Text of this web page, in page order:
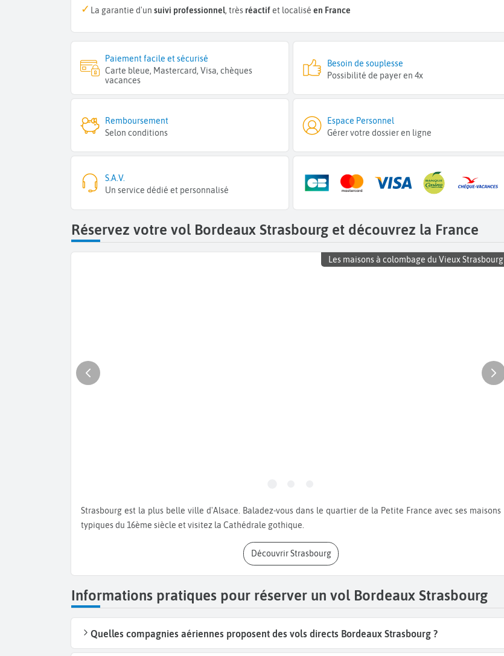
La garantie d'un suivi professionnel, très réactifet localisé en France
Paiement facile et sécurisé
Carte bleue, Mastercard, Visa, chèques
vacances
Besoin de souplesse
Possibilité de payer en 4x
Remboursement
Selon conditions
Espace Personnel
Gérer votre dossier en ligne
S.A.V.
Un service dédié et personnalisé
Réservez votre vol Bordeaux Strasbourg et découvrez la France
Les maisons à colombage du Vieux Strasbourg
Strasbourg est la plus belle ville d'Alsace. Baladez-vous dans le quartier de la Petite France avec ses maisons
typiques du 16ème siècle et visitez la Cathédrale gothique.
Découvrir Strasbourg
Informations pratiques pour réserver un vol Bordeaux Strasbourg
Quelles compagnies aériennes proposent des vols directs Bordeaux Strasbourg ?